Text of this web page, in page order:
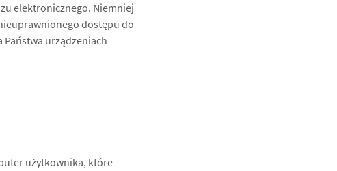
elektronicznego. Niemniej
dostępu do
Państwa urządzeniach
użytkownika, które